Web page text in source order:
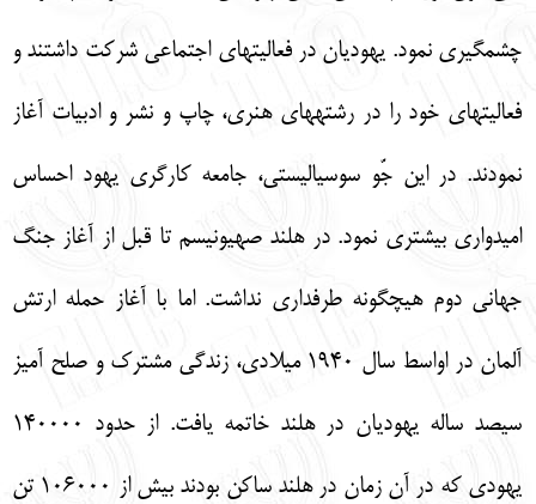
چشمگيري نمود. يهوديان در فعاليت‏هاي اجتماعي شركت داشتند و
فعاليت‏هاي خود را در رشته‏هاي هنري، چاپ و نشر و ادبيات آغاز
نمودند. در اين جّو سوسياليستي، جامعه كارگري يهود احساس
اميدواري بيشتري نمود. در هلند صهيونيسم تا قبل از آغاز جنگ
جهاني دوم هيچ‏گونه طرفداري نداشت. اما با آغاز حمله ارتش
آلمان در اواسط سال 1940 ميلادي، زندگي مشترك و صلح آميز
سيصد ساله يهوديان در هلند خاتمه يافت. از حدود 140000
يهودي كه در آن زمان در هلند ساكن بودند بيش از 106000 تن